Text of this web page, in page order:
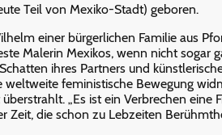
Teil von Mexiko-Stadt) geboren.
einer bürgerlichen Familie aus
Malerin Mexikos, wenn nicht sogar
ihres Partners und
weltweite feministische Bewegung
„Es ist ein Verbrechen eine
Zeit, die schon zu Lebzeiten